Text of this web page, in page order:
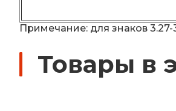
Примечание: для знаков
Товары в